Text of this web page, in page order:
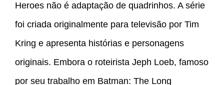
Heroes não é adaptação de quadrinhos. A série
foi criada originalmente para televisão por Tim
Kring e apresenta histórias e personagens
originais. Embora o roteirista Jeph Loeb, famoso
por seu trabalho em Batman: The Long